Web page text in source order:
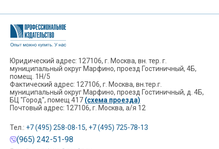
Юридический адрес: 127106, г. Москва, вн. тер. г.
муниципальный округ Марфино, проезд Гостиничный, 4Б,
помещ. 1Н/5
Фактический адрес: 127106, г. Москва, вн.тер.г.
муниципальный округ Марфино, проезд Гостиничный, д. 4Б,
БЦ "Город", помещ 417 (схема проезда)
Почтовый адрес: 127106, г. Москва, а/я 12
Тел.: +7 (495) 258-08-15, +7 (495) 725-78-13
(965) 242-51-98